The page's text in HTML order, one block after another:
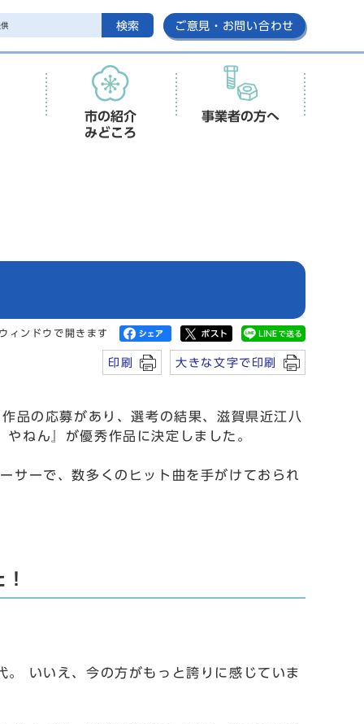
検索 ご意見・お問い合わせ
市の紹介
みどころ
事業者の方へ
ィンドウで開きます
印刷 大きな文字で印刷
の応募があり、選考の結果、滋賀県近江八
ねん』が優秀作品に決定しました。
ーで、数多くのヒット曲を手がけておられ
いいえ、今の方がもっと誇りに感じていま